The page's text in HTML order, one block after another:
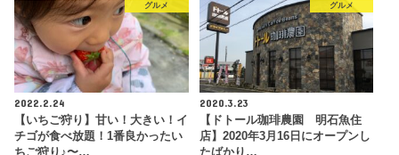
グルメ
2022.2.24
【いちご狩り】甘い！大きい！イ
チゴが食べ放題！1番良かったい
グルメ
2020.3.23
【ドトール珈琲農園 明石魚住
店】2020年3月16日にオープンし